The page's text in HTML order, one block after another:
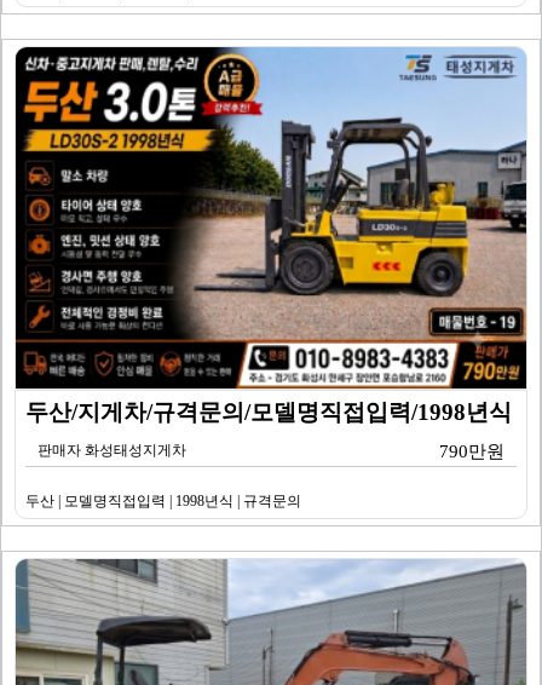
두산/지게차/규격문의/모델명직접입력/1998년식
판매자 화성태성지게차 790만원
두산 | 모델명직접입력 | 1998년식 | 규격문의